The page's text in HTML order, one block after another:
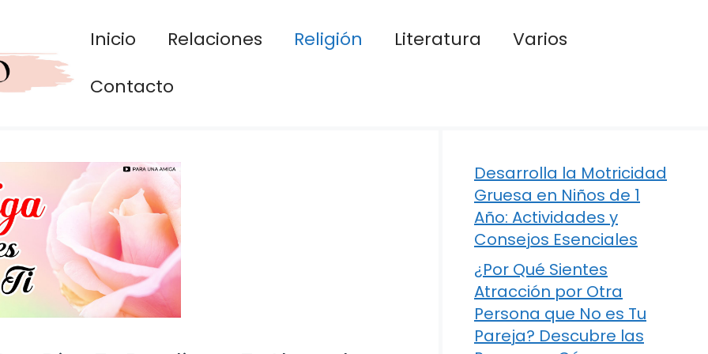
Inicio Relaciones Religión Literatura
Varios
Contacto
Desarrolla la Motricidad
Gruesa en Niños de 1
Año: Actividades y
Consejos Esenciales
¿Por Qué Sientes
Atracción por Otra
Persona que No es Tu
Pareja? Descubre las